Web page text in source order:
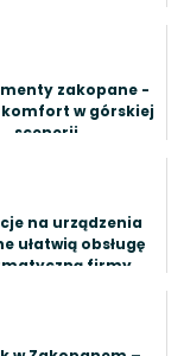
zakopane -
komfort w górskiej
scenerii
na urządzenia
ułatwią obsługę
firmy